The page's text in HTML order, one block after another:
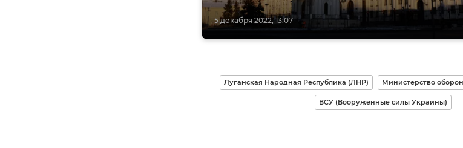
5 декабря 2022, 13:07
Луганская Народная Республика (ЛНР) Министерство
ВСУ (Вооруженные силы Украины)